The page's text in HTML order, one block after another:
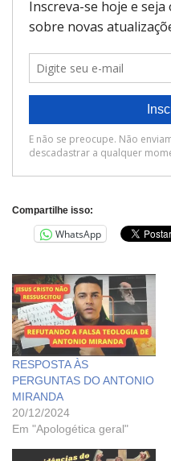
Compartilhe isso:
WhatsApp
RESPOSTA ÀS
PERGUNTAS DO ANTONIO
MIRANDA
20/12/2024
Em "Apologética geral"